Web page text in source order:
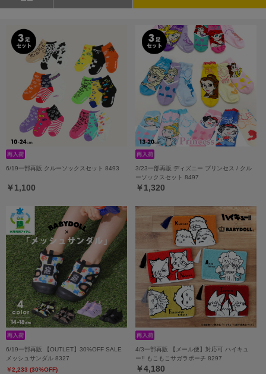
6/19一部再販 クルーソックスセット 8493
￥1,100
3/23一部再販 ディズニー プリンセス / クル
ーソックスセット 8497
￥1,320
6/19一部再販 【OUTLET】30%OFF SALE
メッシュサンダル 8327
￥2,233 (30%OFF)
4/3一部再販 【メール便】対応可 ハイキュ
ー!! もこもこサガラポーチ 8297
￥4,180